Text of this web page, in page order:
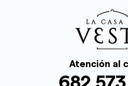
Atención al